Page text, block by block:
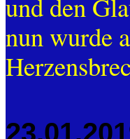
nun wurde